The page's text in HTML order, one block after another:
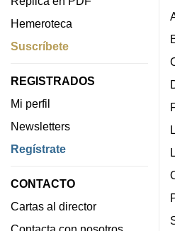
Hemeroteca
Suscríbete
REGISTRADOS
Mi perfil
Newsletters
Regístrate
CONTACTO
Cartas al director